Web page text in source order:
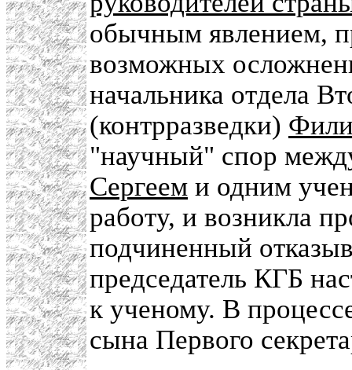
обычным явлением,
возможных
начальника отдела
(контрразведки)
"научный" спор
Сергеем и одним
работу, и возникла
подчиненный
председатель КГБ
к ученому. В
сына Первого